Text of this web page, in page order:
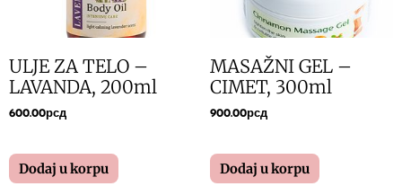
ULJE ZA TELO –
LAVANDA, 200ml
600.00рсд
Dodaj u korpu
MASAŽNI GEL –
CIMET, 300ml
900.00рсд
Dodaj u korpu